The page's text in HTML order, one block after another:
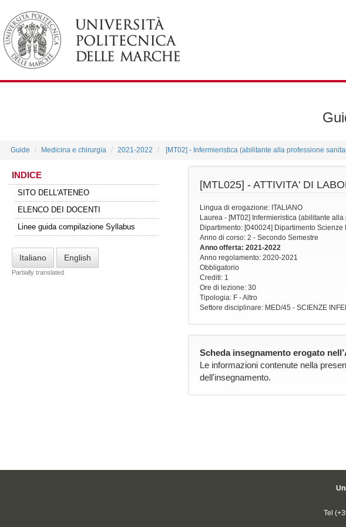
Guide Medicina e chirurgia 2021-2022 [MT02] - Infermieristica (abilitante alla professione
INDICE
SITO DELL'ATENEO
ELENCO DEI DOCENTI
Linee guida compilazione Syllabus
Italiano English
Partially translated
[MTL025] - ATTIVITA' DI
Lingua di erogazione: ITALIANO
Laurea - [MT02] Infermieristica (abilitante
Dipartimento: [040024] Dipartimento
Anno di corso: 2 - Secondo Semestre
Anno offerta: 2021-2022
Anno regolamento: 2020-2021
Obbligatorio
Crediti: 1
Ore di lezione: 30
Tipologia: F - Altro
Settore disciplinare: MED/45 - SCIENZE
Scheda insegnamento erogato
Le informazioni contenute nella
dell'insegnamento.
Tel